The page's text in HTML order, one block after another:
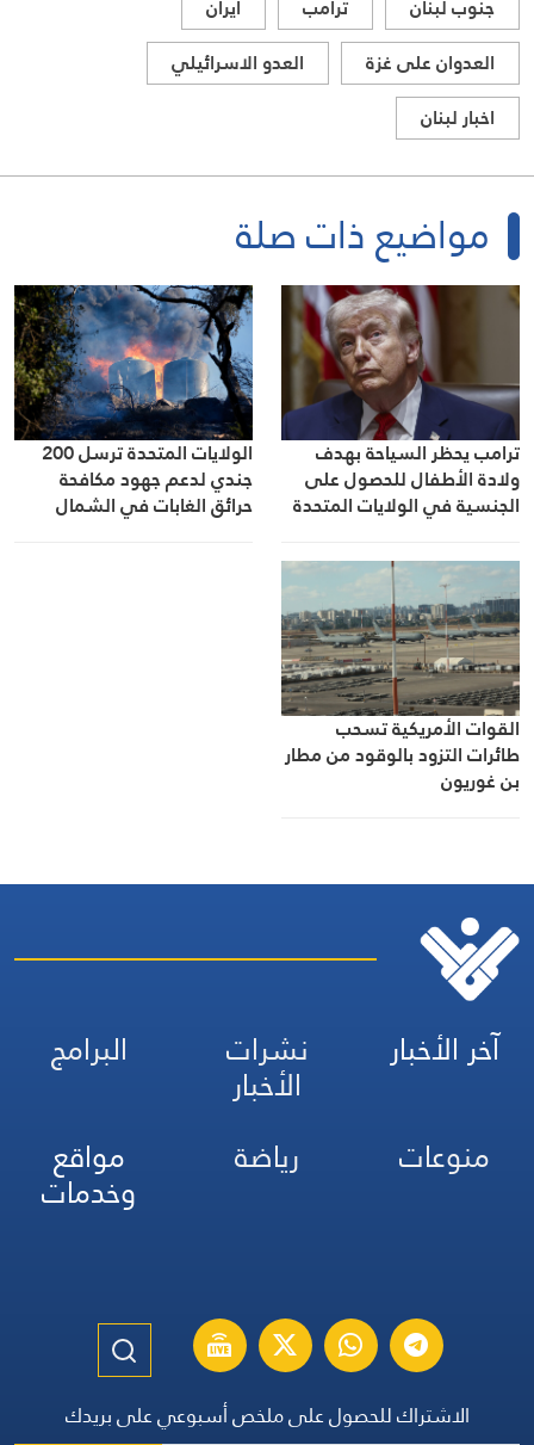
جنوب لبنان
ترامب
ايران
العدوان على غزة
العدو الاسرائيلي
اخبار لبنان
مواضيع ذات صلة
ترامب يحظر السياحة بهدف
ولادة الأطفال للحصول على
الجنسية في الولايات المتحدة
الولايات المتحدة ترسل 200
جندي لدعم جهود مكافحة
حرائق الغابات في الشمال
القوات الأمريكية تسحب
طائرات التزود بالوقود من مطار
بن غوريون
آخر الأخبار نشرات
الأخبار
البرامج
منوعات
رياضة مواقع
وخدمات
الاشتراك للحصول على ملخص أسبوعي على بريدك